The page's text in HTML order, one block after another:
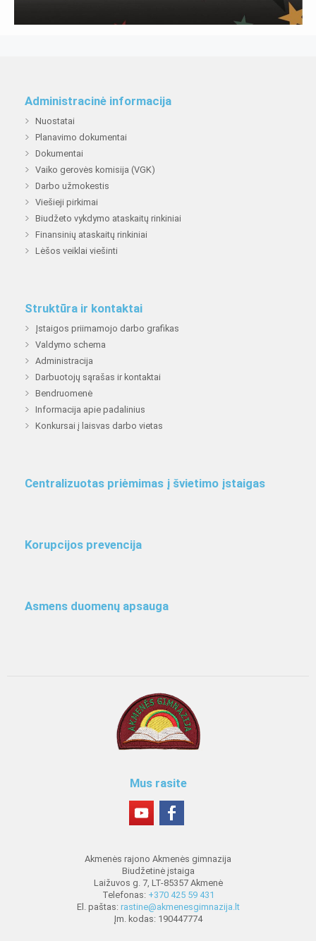
Administracinė informacija
Nuostatai
Planavimo dokumentai
Dokumentai
Vaiko gerovės komisija (VGK)
Darbo užmokestis
Viešieji pirkimai
Biudžeto vykdymo ataskaitų rinkiniai
Finansinių ataskaitų rinkiniai
Lėšos veiklai viešinti
Struktūra ir kontaktai
Įstaigos priimamojo darbo grafikas
Valdymo schema
Administracija
Darbuotojų sąrašas ir kontaktai
Bendruomenė
Informacija apie padalinius
Konkursai į laisvas darbo vietas
Centralizuotas priėmimas į švietimo įstaigas
Korupcijos prevencija
Asmens duomenų apsauga
Mus rasite
Akmenės rajono Akmenės gimnazija
Biudžetinė įstaiga
Laižuvos g. 7, LT-85357 Akmenė
Telefonas: +370 425 59 431
El. paštas: rastine@akmenesgimnazija.lt
Įm. kodas: 190447774